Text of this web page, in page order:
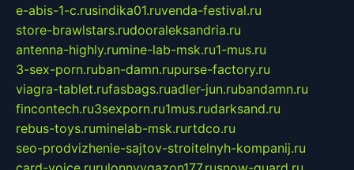
e-abis-1-c.rusindika01.ruvenda-festival.ru
store-brawlstars.rudooraleksandria.ru
antenna-highly.rumine-lab-msk.ru1-mus.ru
3-sex-porn.ruban-damn.rupurse-factory.ru
viagra-tablet.rufasbags.ruadler-jun.rubandamn.ru
fincontech.ru3sexporn.ru1mus.rudarksand.ru
rebus-toys.ruminelab-msk.rurtdco.ru
seo-prodvizhenie-sajtov-stroitelnyh-kompanij.ru